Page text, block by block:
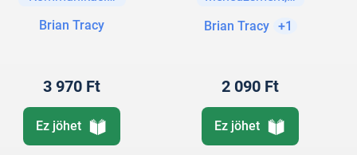
Brian Tracy
3 970 Ft
Ez jöhet
Brian Tracy
+1
2 090 Ft
Ez jöhet